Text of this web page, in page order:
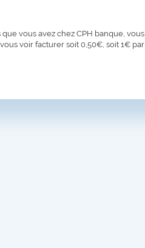
vous avez chez CPH banque, vous
voir facturer soit 0,50€, soit 1€ par